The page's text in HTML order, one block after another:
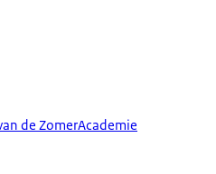
de ZomerAcademie